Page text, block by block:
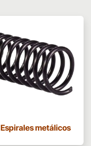
Espirales metálicos